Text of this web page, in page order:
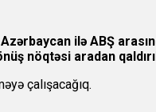
ilə ABŞ
nöqtəsi aradan
çalışacağıq.